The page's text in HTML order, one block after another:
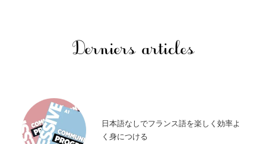
Derniers articles
日本語なしでフランス語を楽しく効率よ
く身につける